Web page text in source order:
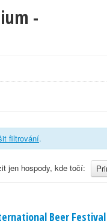
-
filtrování.
jen hospody, kde točí:
Beer Festival